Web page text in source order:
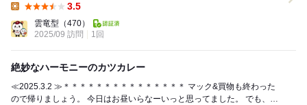
3.5
雲竜型 （470）
2025/09 訪問
1回
絶妙なハーモニーのカツカレー
≪2025.3.2 ≫＊＊＊＊＊＊＊＊＊＊＊＊＊＊＊ マック&買物も終わった
ので帰りましょう。 今日はお昼いらなーいっと思ってました。 でも、第